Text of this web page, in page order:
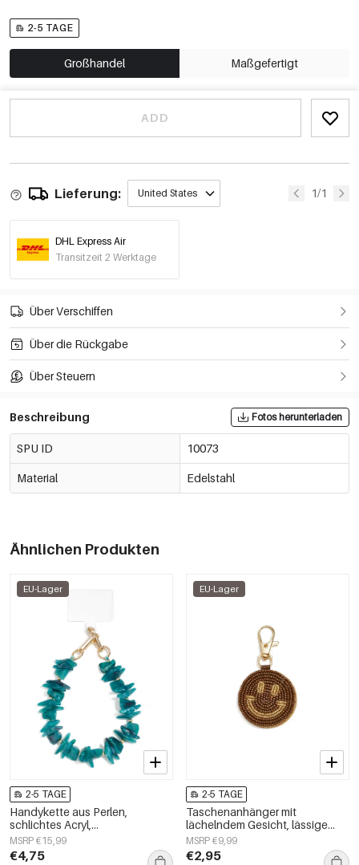
2-5 TAGE
Großhandel Maßgefertigt
ADD
Lieferung: United States 1/1
DHL Express Air
Transitzeit 2 Werktage
Über Verschiffen
Über die Rückgabe
Über Steuern
Beschreibung Fotos herunterladen
SPU ID 10073
Material Edelstahl
Ähnlichen Produkten
EU-Lager
2-5 TAGE
Handykette aus Perlen,
schlichtes Acryl,
Alltagsaccessoire
MSRP €15,99
€4,75
EU-Lager
2-5 TAGE
Taschenanhänger mit
lächelndem Gesicht, lässige
Gläser, Alltagsaccessoires
MSRP €9,99
€2,95